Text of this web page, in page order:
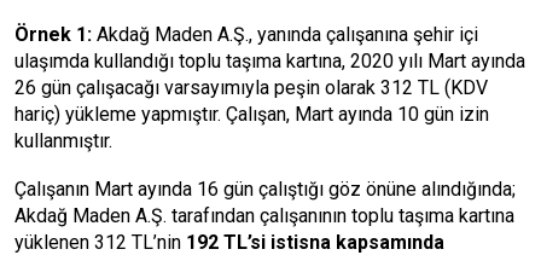
Örnek 1: Akdağ Maden A.Ş., yanında çalışanına şehir içi
ulaşımda kullandığı toplu taşıma kartına, 2020 yılı Mart ayında
26 gün çalışacağı varsayımıyla peşin olarak 312 TL (KDV
hariç) yükleme yapmıştır. Çalışan, Mart ayında 10 gün izin
kullanmıştır.
Çalışanın Mart ayında 16 gün çalıştığı göz önüne alındığında;
Akdağ Maden A.Ş. tarafından çalışanının toplu taşıma kartına
yüklenen 312 TL’nin 192 TL’si istisna kapsamında